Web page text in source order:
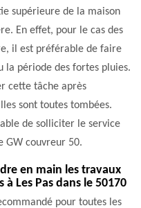
supérieure de la maison
En effet, pour le cas des
il est préférable de faire
la période des fortes pluies.
cette tâche après
sont toutes tombées.
de solliciter le service
GW couvreur 50.
en main les travaux
Les Pas dans le 50170
pour toutes les